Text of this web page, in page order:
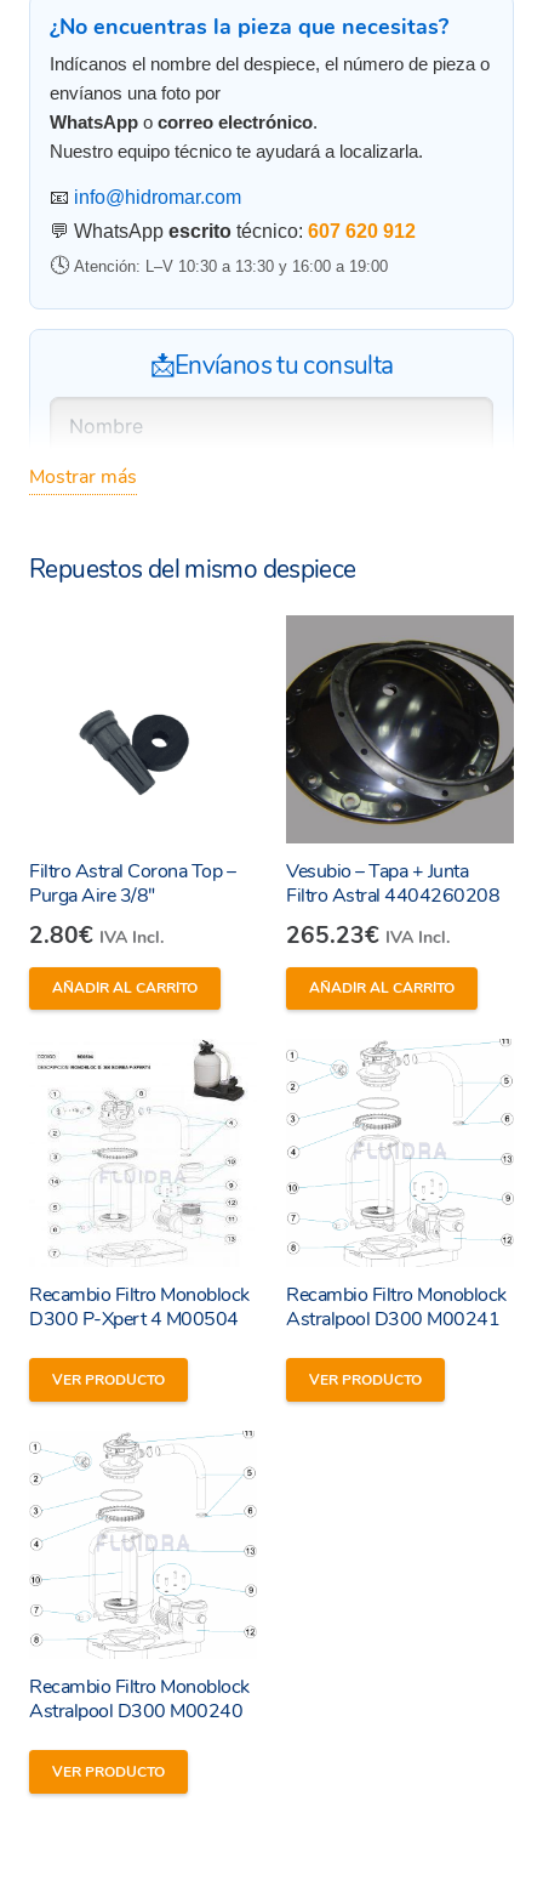
¿No encuentras la pieza que necesitas?
Indícanos el nombre del despiece, el número de pieza o
envíanos una foto por
WhatsApp o correo electrónico.
Nuestro equipo técnico te ayudará a localizarla.
📧 info@hidromar.com
💬 WhatsApp escrito técnico: 607 620 912
🕓 Atención: L–V 10:30 a 13:30 y 16:00 a 19:00
📩Envíanos tu consulta
He leído y estoy de acuerdo con lostérminos y
condiciones y
política de privacidadde la web.
Enviar
Mostrar más
Repuestos del mismo despiece
Filtro Astral Corona Top –
Purga Aire 3/8″
2.80€ IVA Incl.
AÑADIR AL CARRITO
Vesubio – Tapa + Junta
Filtro Astral 4404260208
265.23€ IVA Incl.
AÑADIR AL CARRITO
Recambio Filtro Monoblock
D300 P-Xpert 4 M00504
VER PRODUCTO
Recambio Filtro Monoblock
Astralpool D300 M00241
VER PRODUCTO
Recambio Filtro Monoblock
Astralpool D300 M00240
VER PRODUCTO